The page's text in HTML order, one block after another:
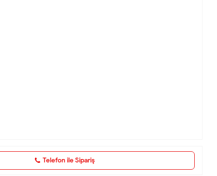
Telefon ile Sipariş